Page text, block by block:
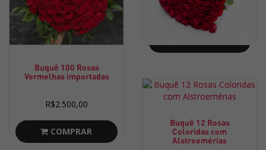
Buquê 100 Rosas
Vermelhas importadas
R$2.500,00
COMPRAR
R$1.800,00
Buquê 12 Rosas
Coloridas com
Alstroemérias